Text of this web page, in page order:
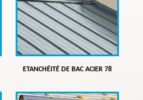
ETANCHÉITÉ DE BAC ACIER 78